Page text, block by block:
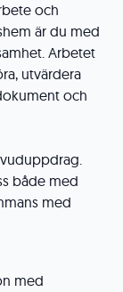
och
är du med
Arbetet
utvärdera
och
både med
med
med